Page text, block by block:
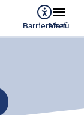
Barrierefrei
Menü